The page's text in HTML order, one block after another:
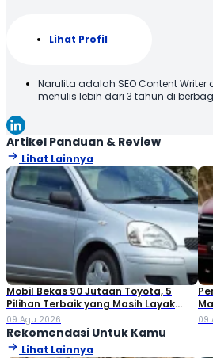
Lihat Profil
Narulita adalah SEO Content
menulis lebih dari 3 tahun di
kepada para pembaca. Terima
tulis saya, semoga tulisan ini bisa
Artikel Panduan & Review
Lihat Lainnya
Mobil Bekas 90 Jutaan Toyota, 5
Pilihan Terbaik yang Masih Layak
Dibeli
09 Agu 2026 09
Rekomendasi Untuk Kamu
Lihat Lainnya